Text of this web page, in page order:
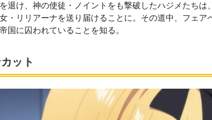
退け、神の使徒・ノイントをも撃破したハジメたちは
・リリアーナを送り届けることに。その道中、フェ
国に囚われていることを知る。
ット